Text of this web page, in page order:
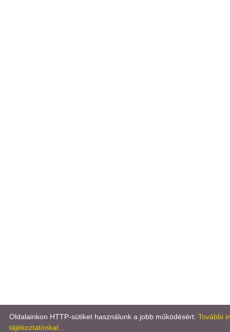
Oldalainkon HTTP-sütiket használunk a jobb működésért. További
tájékoztatónkat...